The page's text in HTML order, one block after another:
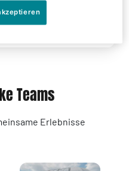
Angebot anfordern
Teams
Erlebnisse